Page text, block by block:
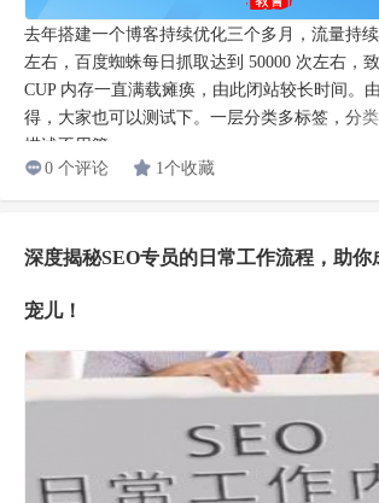
去年搭建一个博客持续优化三个多月，流量持
左右，百度蜘蛛每日抓取达到 50000 次左右，
CUP 内存一直满载瘫痪，由此闭站较长时间。
得，大家也可以测试下。一层分类多标签，分类
描述不用管...
0 个评论
1个收藏
深度揭秘SEO专员的日常工作流程，助你
宠儿！